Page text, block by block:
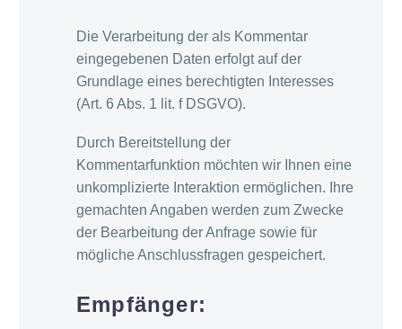
Die Verarbeitung der als Kommentar
eingegebenen Daten erfolgt auf der
Grundlage eines berechtigten Interesses
(Art. 6 Abs. 1 lit. f DSGVO).
Durch Bereitstellung der
Kommentarfunktion möchten wir Ihnen eine
unkomplizierte Interaktion ermöglichen. Ihre
gemachten Angaben werden zum Zwecke
der Bearbeitung der Anfrage sowie für
mögliche Anschlussfragen gespeichert.
Empfänger: